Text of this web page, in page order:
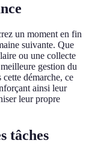
un moment en fin
suivante. Que
ou une collecte
gestion du
démarche, ce
ainsi leur
leur propre
tâches